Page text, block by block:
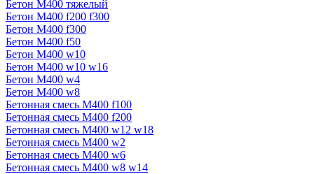
Бетон М400 тяжелый
Бетон М400 f200 f300
Бетон М400 f300
Бетон М400 f50
Бетон М400 w10
Бетон М400 w10 w16
Бетон М400 w4
Бетон М400 w8
Бетонная смесь М400 f100
Бетонная смесь М400 f200
Бетонная смесь М400 w12 w18
Бетонная смесь М400 w2
Бетонная смесь М400 w6
Бетонная смесь М400 w8 w14